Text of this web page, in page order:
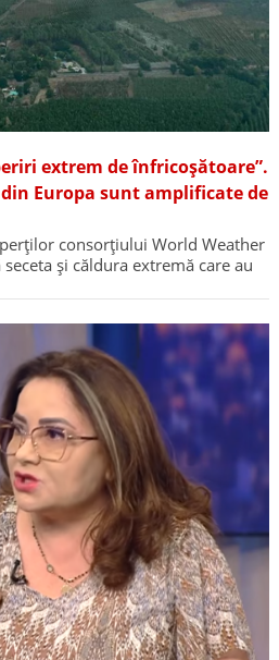
extrem de înfricoșătoare”.
Europa sunt amplificate de
consorțiului World Weather
și căldura extremă care au